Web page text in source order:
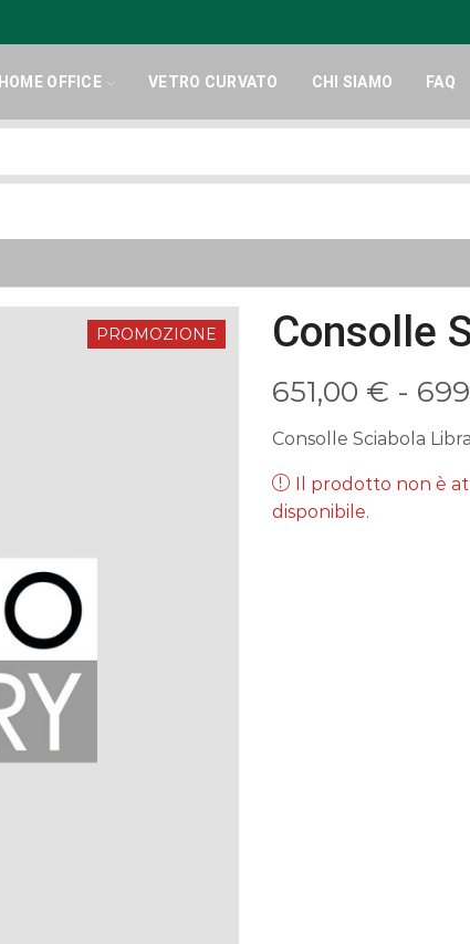
HOME OFFICE VETRO CURVATO CHI SIAMO FAQ
input
PROMOZIONE Consolle
651,00 € -
Consolle Sciabola Libra
Il prodotto non è
disponibile.